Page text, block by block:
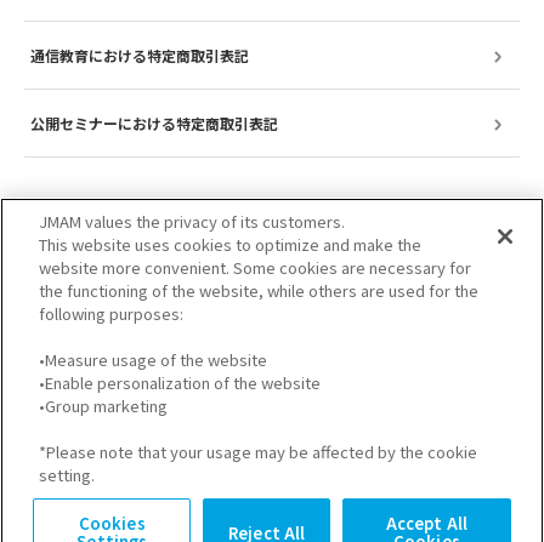
通信教育における特定商取引表記
公開セミナーにおける特定商取引表記
サイトのご利用について
JMAM values the privacy of its customers.
This website uses cookies to optimize and make the
website more convenient. Some cookies are necessary for
the functioning of the website, while others are used for the
following purposes:
•Measure usage of the website
•Enable personalization of the website
•Group marketing
*Please note that your usage may be affected by the cookie
setting.
Cookies Reject All Accept All